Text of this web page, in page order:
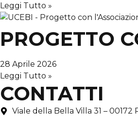
Leggi Tutto »
PROGETTO
28 Aprile 2026
Leggi Tutto »
CONTATTI
Viale della Bella Villa 31 – 00172